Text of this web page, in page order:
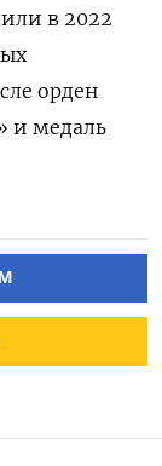
в 2022
орден
и медаль